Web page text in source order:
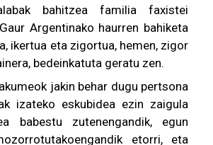
bahitzea familia faxistei
Argentinako haurren bahiketa
ikertua eta zigortua, hemen, zigor
bedeinkatuta geratu zen.
jakin behar dugu pertsona
izateko eskubidea ezin zaigula
babestu zutenengandik, egun
etorri, eta